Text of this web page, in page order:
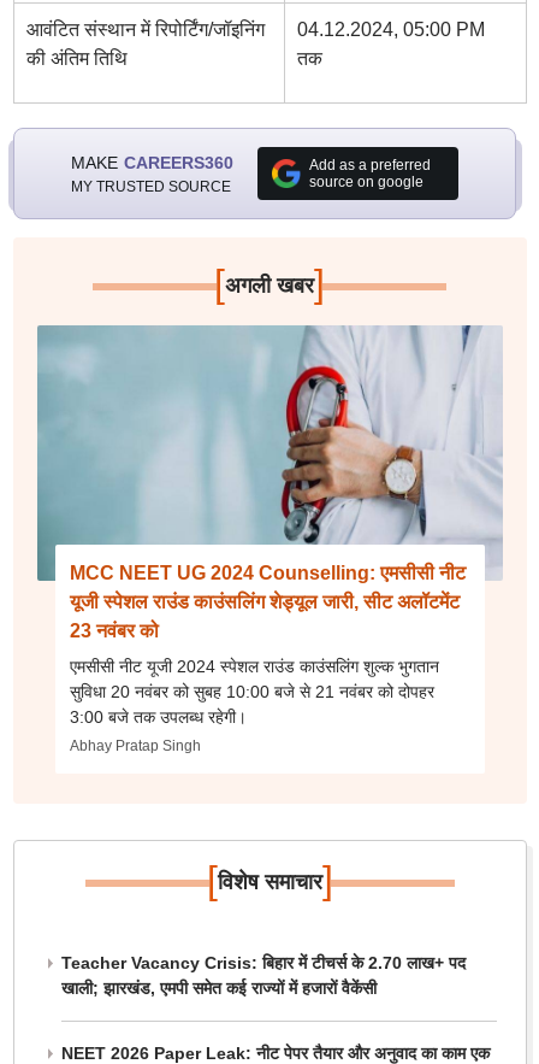
आवंटित संस्थान में रिपोर्टिंग/जॉइनिंग
की अंतिम तिथि
04.12.2024, 05:00 PM
तक
MAKE CAREERS360
MY TRUSTED SOURCE
Add as a preferred
source on google
[अगली खबर]
MCC NEET UG 2024 Counselling: एमसीसी नीट
यूजी स्पेशल राउंड काउंसलिंग शेड्यूल जारी, सीट अलॉटमेंट
23 नवंबर को
एमसीसी नीट यूजी 2024 स्पेशल राउंड काउंसलिंग शुल्क भुगतान
सुविधा 20 नवंबर को सुबह 10:00 बजे से 21 नवंबर को दोपहर
3:00 बजे तक उपलब्ध रहेगी।
Abhay Pratap Singh
[विशेष समाचार]
Teacher Vacancy Crisis: बिहार में टीचर्स के 2.70 लाख+ पद
खाली; झारखंड, एमपी समेत कई राज्यों में हजारों वैकेंसी
NEET 2026 Paper Leak: नीट पेपर तैयार और अनुवाद का काम एक